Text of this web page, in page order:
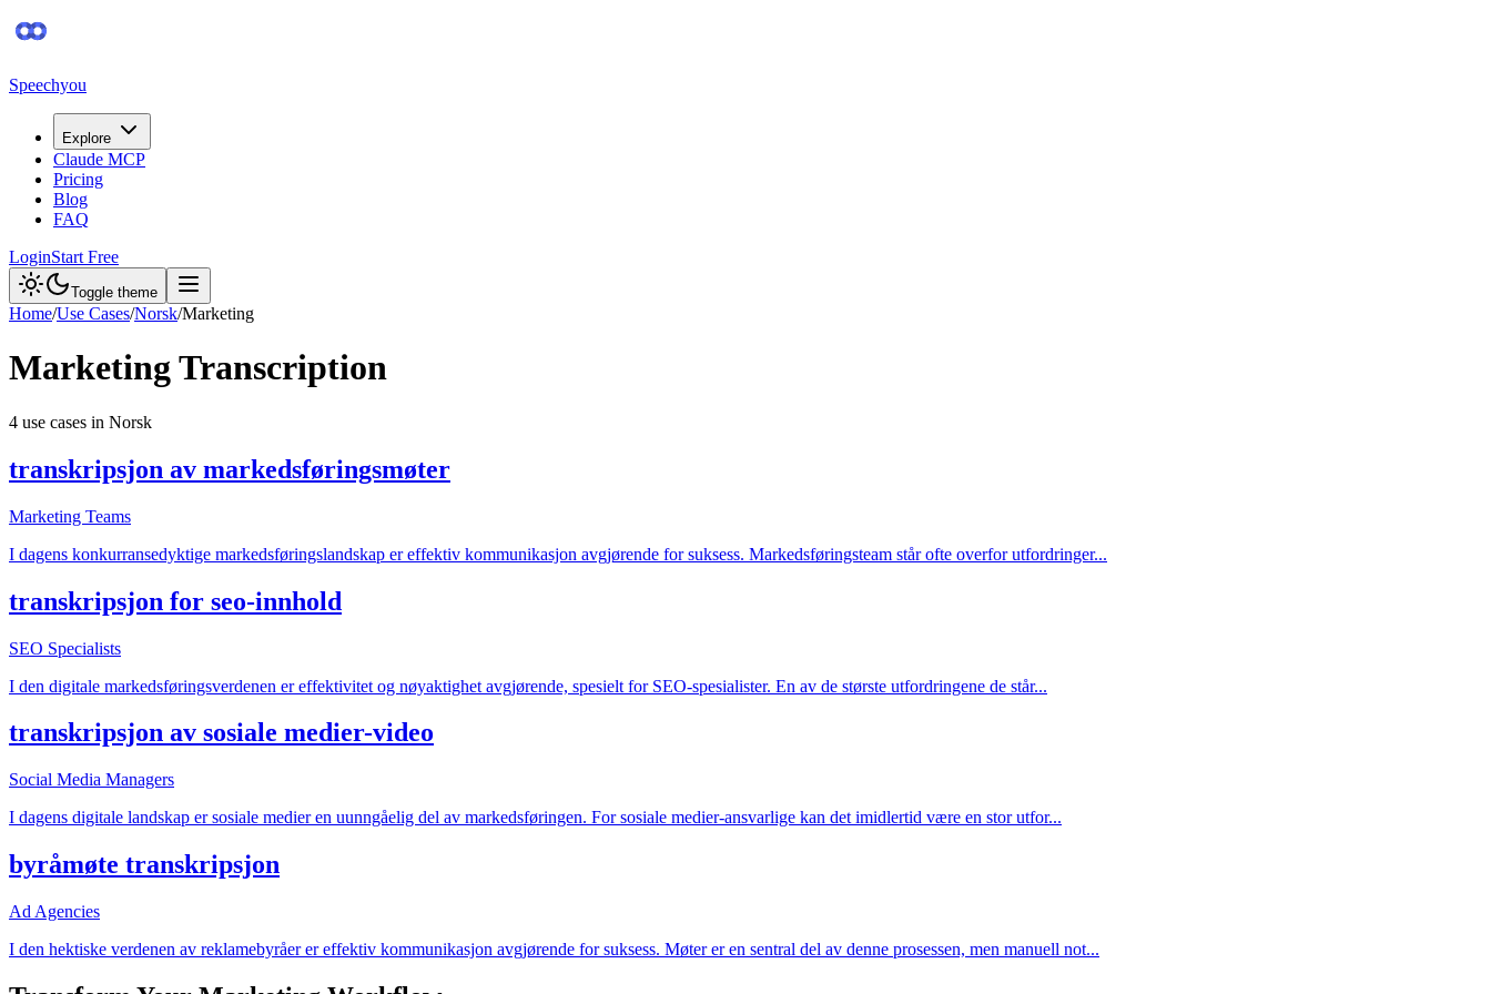
Speechyou
Explore
Claude MCP
Pricing
Blog
FAQ
LoginStart Free
Toggle theme
Home/Use Cases/Norsk/Marketing
MarketingTranscription
4 use cases in Norsk
transkripsjon av markedsføringsmøter
Marketing Teams
I dagens konkurransedyktige markedsføringslandskap er effektiv kommunikasjon avgjørende for suksess. Markedsføringsteam står ofte overfor utfordringer...
transkripsjon for seo-innhold
SEO Specialists
I den digitale markedsføringsverdenen er effektivitet og nøyaktighet avgjørende, spesielt for SEO-spesialister. En av de største utfordringene de står...
transkripsjon av sosiale medier-video
Social Media Managers
I dagens digitale landskap er sosiale medier en uunngåelig del av markedsføringen. For sosiale medier-ansvarlige kan det imidlertid være en stor utfor...
byråmøte transkripsjon
Ad Agencies
I den hektiske verdenen av reklamebyråer er effektiv kommunikasjon avgjørende for suksess. Møter er en sentral del av denne prosessen, men manuell not...